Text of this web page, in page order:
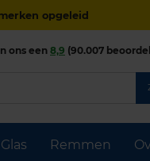
opgeleid
Glas Remmen
ons een 8,9 (90.007